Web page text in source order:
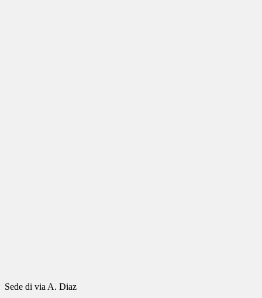
Sede di via A. Diaz